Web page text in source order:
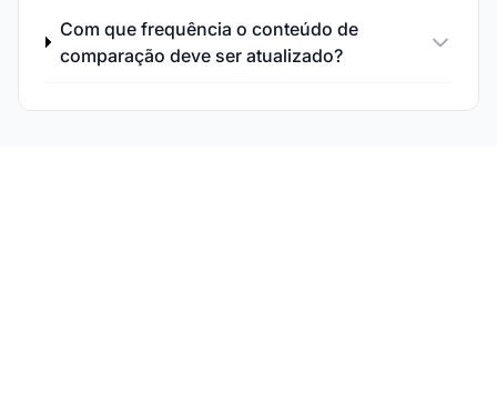
Com que frequência o conteúdo de
comparação deve ser atualizado?